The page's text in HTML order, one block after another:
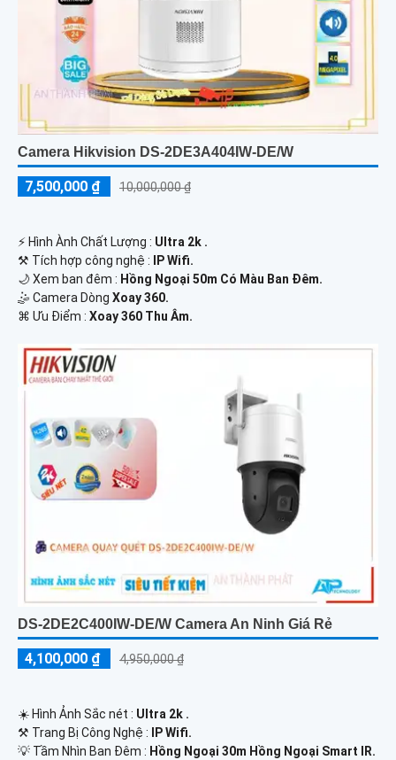
Camera Hikvision DS-2DE3A404IW-DE/W
7,500,000 ₫ 10,000,000 ₫
️⚡ Hình Ành Chất Lượng : Ultra 2k .
⚒ Tích hợp công nghệ :
IP Wifi.
🌙 Xem ban đêm : Hồng Ngoại 50m Có Màu Ban Đêm.
🤹 Camera Dòng Xoay 360.
️⌘ Ưu Điểm : Xoay 360 Thu Âm.
DS-2DE2C400IW-DE/W Camera An Ninh Giá Rẻ
4,100,000 ₫ 4,950,000 ₫
☀️ Hình Ảnh Sắc nét : Ultra 2k .
⚒ Trang Bị Công Nghệ :
IP Wifi.
💡 Tầm Nhìn Ban Đêm : Hồng Ngoại 30m Hồng Ngoại Smart IR.